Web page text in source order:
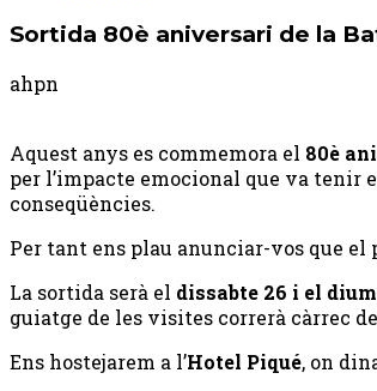
Sortida 80è aniversari de la
ahpn
Aquest anys es commemora el 80è
per l’impacte emocional que va tenir
conseqüències.
Per tant ens plau anunciar-vos que
La sortida serà el dissabte 26 i el
guiatge de les visites correrà càrrec
Ens hostejarem a l’Hotel Piqué, on